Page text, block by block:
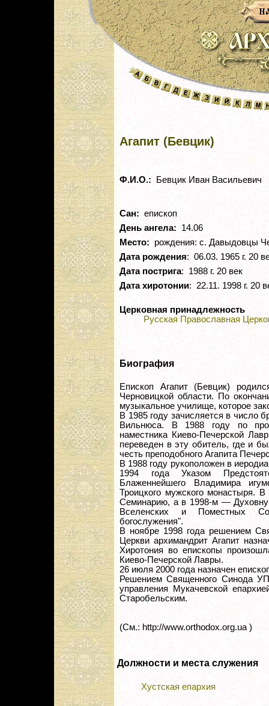
Агапит (Бевцик)
Ф.И.О.: Бевцик Иван Васильевич
Сан: епископ
День ангела: 14.06
Место: рождения: с. Давыдовцы
Дата рождения: 06.03. 1965 г. 20
Дата пострига: 1988 г. 20 век
Дата хиротонии: 22.11. 1998 г. 20
Церковная принадлежность
Русская Православная
Биография
Епископ Агапит (Бевцик)
Черновицкой области. По
музыкальное училище, которое
В 1985 году зачисляется в число
Вильнюса. В 1988 году по
наместника Киево-Печерской
переведен в эту обитель, где и
честь преподобного Агапита
В 1988 году рукоположен в
1994 года Указом
Блаженнейшего Владимира
Троицкого мужского монастыря.
Семинарию, а в 1998-м —
Вселенских и Поместных
богослужения".
В ноябре 1998 года решением
Церкви архимандрит Агапит
Хиротония во епископы
Киево-Печерской Лавры.
26 июля 2000 года назначен
Решением Священного Синода
управления Мукачевской
Старобельским.
(См.: http://www.orthodox.org.ua )
Должности и места служения
Хустская епархия